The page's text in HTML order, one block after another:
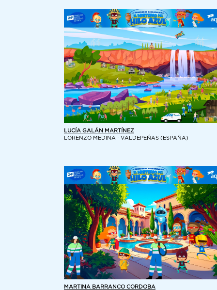
LUCÍA GALÁN MARTÍNEZ
LORENZO MEDINA - VALDEPEÑAS (ESPAÑA)
MARTINA BARRANCO CORDOBA